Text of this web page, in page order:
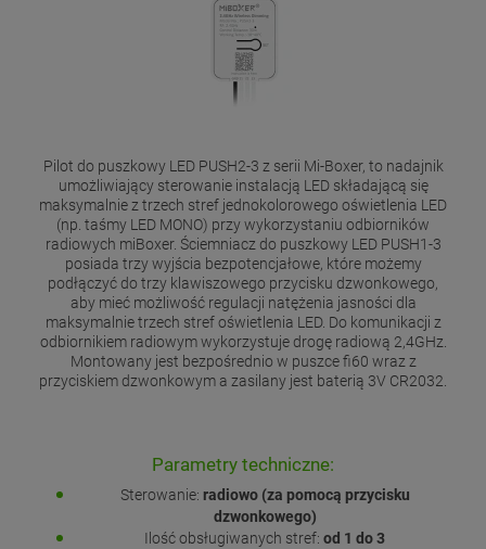
Pilot do puszkowy LED PUSH2-3 z serii Mi-Boxer, to nadajnik
umożliwiający sterowanie instalacją LED składającą się
maksymalnie z trzech stref jednokolorowego oświetlenia LED
(np. taśmy LED MONO) przy wykorzystaniu odbiorników
radiowych miBoxer. Ściemniacz do puszkowy LED PUSH1-3
posiada trzy wyjścia bezpotencjałowe, które możemy
podłączyć do trzy klawiszowego przycisku dzwonkowego,
aby mieć możliwość regulacji natężenia jasności dla
maksymalnie trzech stref oświetlenia LED. Do komunikacji z
odbiornikiem radiowym wykorzystuje drogę radiową 2,4GHz.
Montowany jest bezpośrednio w puszce fi60 wraz z
przyciskiem dzwonkowym a zasilany jest baterią 3V CR2032.
Parametry techniczne:
Sterowanie: radiowo (za pomocą przycisku
dzwonkowego)
Ilość obsługiwanych stref: od 1 do 3